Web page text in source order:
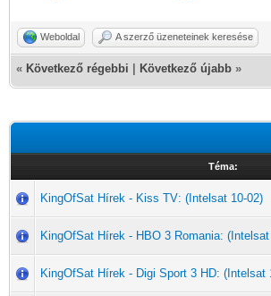
Weboldal A szerző üzeneteinek keresése
« Következő régebbi Következő újabb »
Téma:
KingOfSat Hírek - Kiss TV: (Intelsat 10-02)
KingOfSat Hírek - HBO 3 Romania: (Intelsat
KingOfSat Hírek - Digi Sport 3 HD: (Intelsat